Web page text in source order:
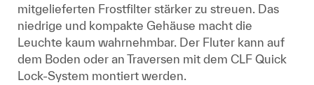
mitgelieferten Frostfilter stärker zu streuen. Das
niedrige und kompakte Gehäuse macht die
Leuchte kaum wahrnehmbar. Der Fluter kann auf
dem Boden oder an Traversen mit dem CLF Quick
Lock-System montiert werden.